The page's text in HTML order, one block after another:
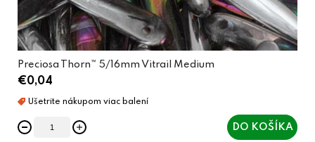
Preciosa Thorn™ 5/16mm Vitrail Medium
€0,04
DO KOŠÍKA